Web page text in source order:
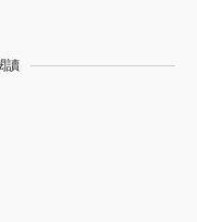
讀